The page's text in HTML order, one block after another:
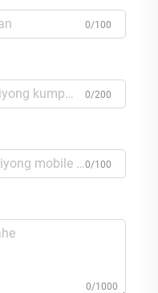
0/100
0/200
0/100
0/1000